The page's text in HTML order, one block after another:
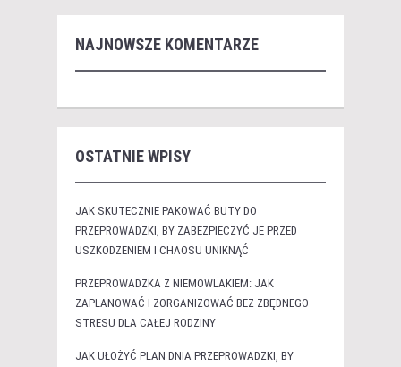
NAJNOWSZE KOMENTARZE
OSTATNIE WPISY
JAK SKUTECZNIE PAKOWAĆ BUTY DO
PRZEPROWADZKI, BY ZABEZPIECZYĆ JE PRZED
USZKODZENIEM I CHAOSU UNIKNĄĆ
PRZEPROWADZKA Z NIEMOWLAKIEM: JAK
ZAPLANOWAĆ I ZORGANIZOWAĆ BEZ ZBĘDNEGO
STRESU DLA CAŁEJ RODZINY
JAK UŁOŻYĆ PLAN DNIA PRZEPROWADZKI, BY